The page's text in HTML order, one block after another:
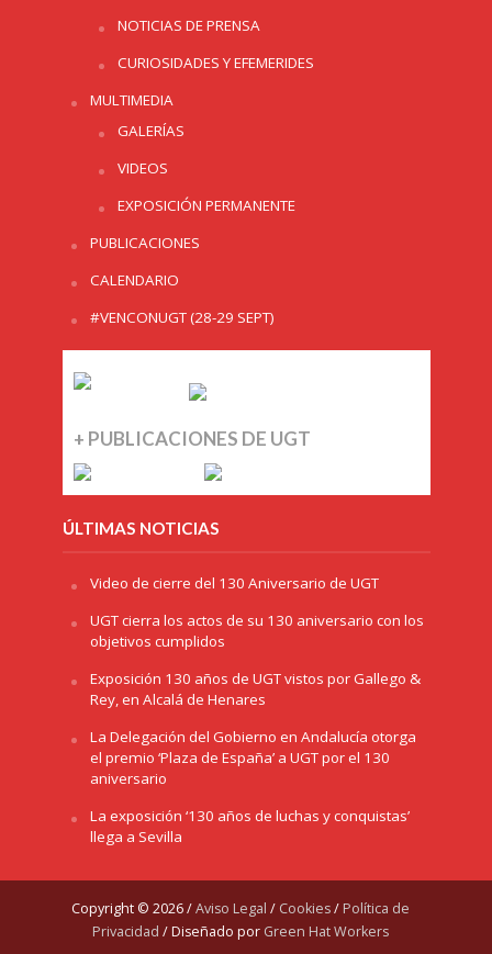
NOTICIAS DE PRENSA
CURIOSIDADES Y EFEMERIDES
MULTIMEDIA
GALERÍAS
VIDEOS
EXPOSICIÓN PERMANENTE
PUBLICACIONES
CALENDARIO
#VENCONUGT (28-29 SEPT)
+ PUBLICACIONES DE UGT
ÚLTIMAS NOTICIAS
Video de cierre del 130 Aniversario de UGT
UGT cierra los actos de su 130 aniversario con los
objetivos cumplidos
Exposición 130 años de UGT vistos por Gallego &
Rey, en Alcalá de Henares
La Delegación del Gobierno en Andalucía otorga
el premio ‘Plaza de España’ a UGT por el 130
aniversario
La exposición ‘130 años de luchas y conquistas’
llega a Sevilla
Copyright © 2026 /Aviso Legal / Cookies/ Política de
Privacidad / Diseñado por Green Hat Workers